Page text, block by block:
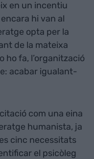
en un incentiu
hi van al
opta per la
de la mateixa
ho fa, l’organització
acabar igualant-
com una eina
humanista, ja
cinc necessitats
el psicòleg